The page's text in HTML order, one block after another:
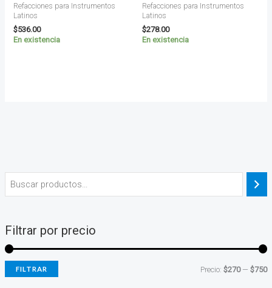
Filtrar por precio
FILTRAR Precio:$270—$750
Refacciones para Instrumentos
Latinos
$536.00
En existencia
Refacciones para Instrumentos
Latinos
$278.00
En existencia